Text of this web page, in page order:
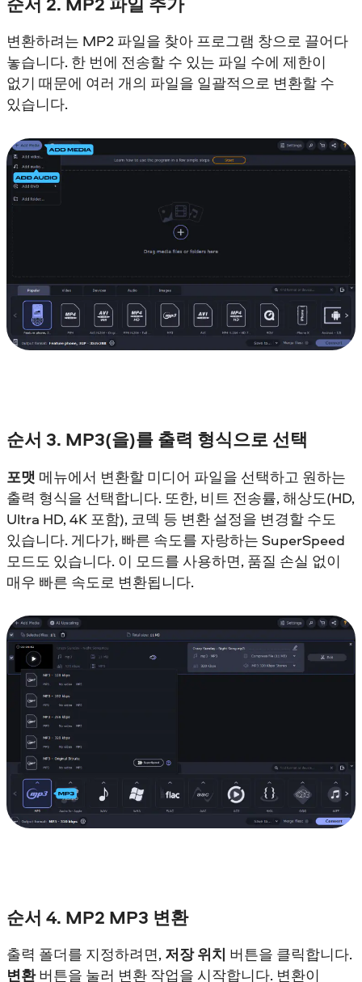
변환하려는 MP2 파일을 찾아 프로그램 창으로 끌어다
놓습니다. 한 번에 전송할 수 있는 파일 수에 제한이
없기 때문에 여러 개의 파일을 일괄적으로 변환할 수
있습니다.
순서 3. MP3(을)를 출력 형식으로 선택
포맷 메뉴에서 변환할 미디어 파일을 선택하고 원하는
출력 형식을 선택합니다. 또한, 비트 전송률, 해상도(HD,
Ultra HD, 4K 포함), 코덱 등 변환 설정을 변경할 수도
있습니다. 게다가, 빠른 속도를 자랑하는 SuperSpeed
모드도 있습니다. 이 모드를 사용하면, 품질 손실 없이
매우 빠른 속도로 변환됩니다.
순서 4. MP2 MP3 변환
출력 폴더를 지정하려면, 저장 위치 버튼을 클릭합니다.
변환버튼을 눌러 변환 작업을 시작합니다. 변환이